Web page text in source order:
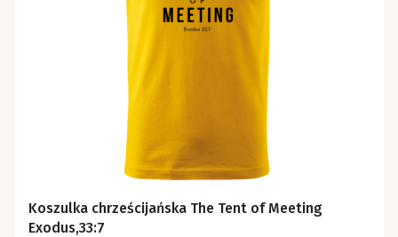
Koszulka chrześcijańska The Tent of Meeting
Exodus,33:7